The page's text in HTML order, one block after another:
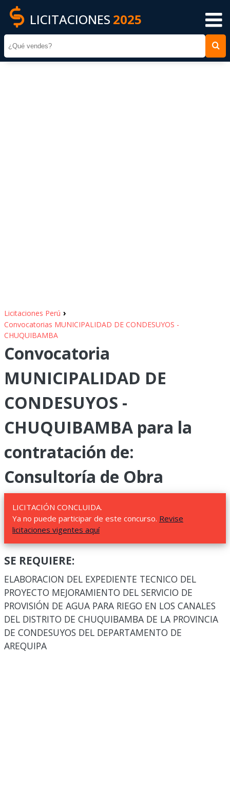
LICITACIONES 2025
Licitaciones Perú ›
Convocatorias MUNICIPALIDAD DE CONDESUYOS -
CHUQUIBAMBA
Convocatoria
MUNICIPALIDAD DE
CONDESUYOS -
CHUQUIBAMBA para la
contratación de:
Consultoría de Obra
LICITACIÓN CONCLUIDA.
Ya no puede participar de este concurso. Revise
licitaciones vigentes aquí
SE REQUIERE:
ELABORACION DEL EXPEDIENTE TECNICO DEL
PROYECTO MEJORAMIENTO DEL SERVICIO DE
PROVISIÓN DE AGUA PARA RIEGO EN LOS CANALES
DEL DISTRITO DE CHUQUIBAMBA DE LA PROVINCIA
DE CONDESUYOS DEL DEPARTAMENTO DE
AREQUIPA